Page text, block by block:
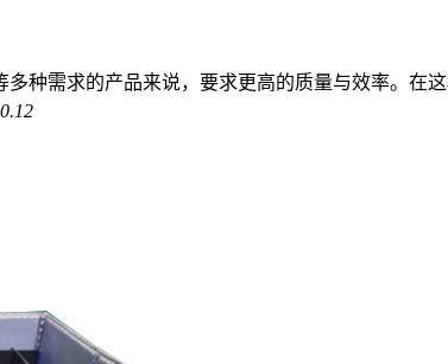
种需求的产品来说，要求更高的质量与效率。在